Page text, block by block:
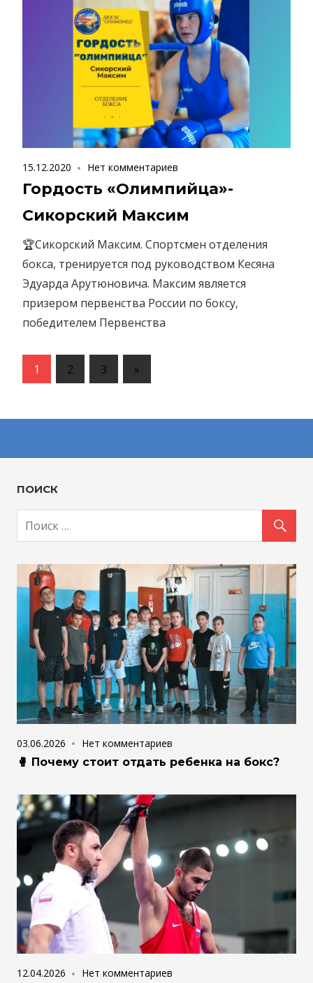
15.12.2020 Нет комментариев
Гордость «Олимпийца»-
Сикорский Максим
🏆Сикорский Максим. Спортсмен отделения
бокса, тренируется под руководством Кесяна
Эдуарда Арутюновича. Максим является
призером первенства России по боксу,
победителем Первенства
1 2 3
Следующие
записи
»
ПОИСК
03.06.2026
Нет комментариев
🥊 Почему стоит отдать ребенка на бокс?
12.04.2026
Нет комментариев